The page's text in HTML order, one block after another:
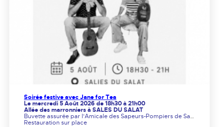
Soirée festive avec Jane for Tea
Le mercredi 5 Août 2026 de 18h30 à 21h00
Allée des marronniers à SALES DU SALAT
Buvette assurée par l'Amicale des Sapeurs-Pompiers de Salies du Salat
Restauration sur place